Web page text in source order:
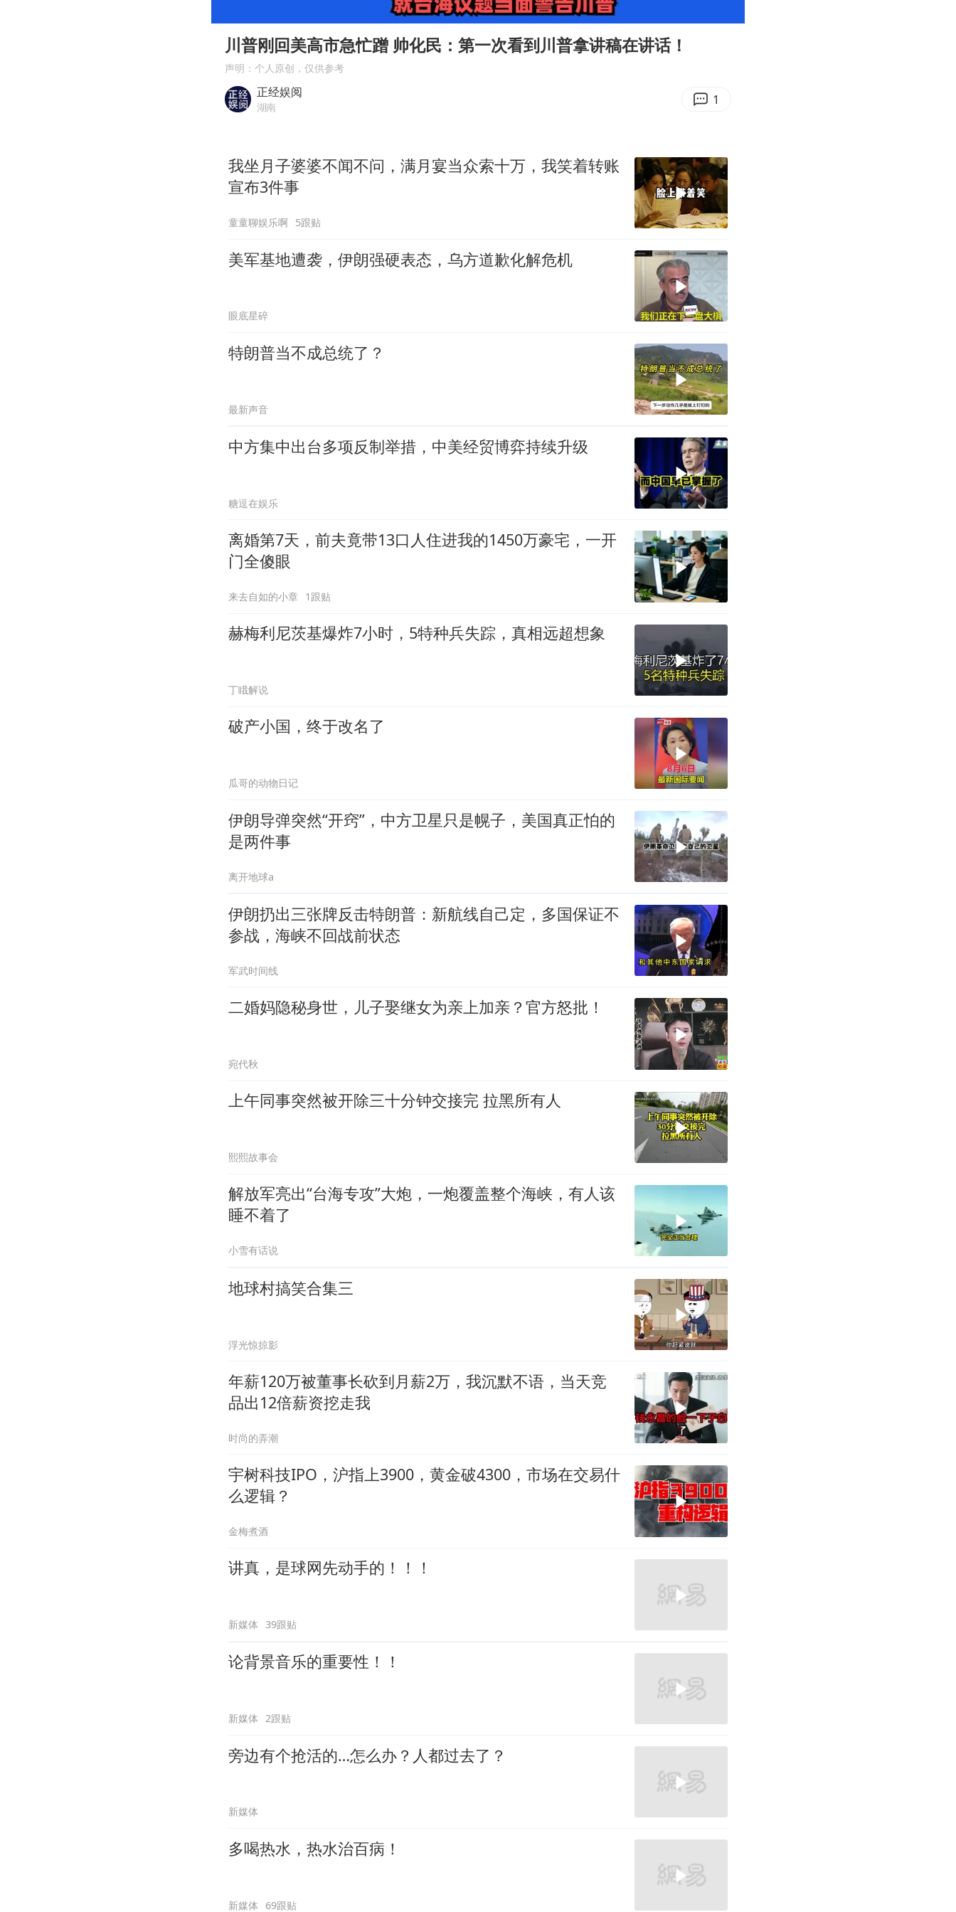
万岁山接盘烂尾恒大文旅城
泰国初中生饮弹自尽前开了26枪
Kimi K3也失控了
川普刚回美高市急忙蹭 帅化民：第一次看到川普拿讲稿在讲话！
声明：个人原创，仅供参考
正经娱阅
湖南 1
我坐月子婆婆不闻不问，满月宴当众索十万，我笑着转账
宣布3件事
童童聊娱乐啊 5跟贴
美军基地遭袭，伊朗强硬表态，乌方道歉化解危机
眼底星碎
特朗普当不成总统了？
最新声音
中方集中出台多项反制举措，中美经贸博弈持续升级
糖逗在娱乐
离婚第7天，前夫竟带13口人住进我的1450万豪宅，一开
门全傻眼
来去自如的小章 1跟贴
赫梅利尼茨基爆炸7小时，5特种兵失踪，真相远超想象
丁睋解说
破产小国，终于改名了
瓜哥的动物日记
伊朗导弹突然“开窍”，中方卫星只是幌子，美国真正怕的
是两件事
离开地球a
伊朗扔出三张牌反击特朗普：新航线自己定，多国保证不
参战，海峡不回战前状态
军武时间线
二婚妈隐秘身世，儿子娶继女为亲上加亲？官方怒批！
宛代秋
上午同事突然被开除三十分钟交接完 拉黑所有人
熙熙故事会
解放军亮出“台海专攻”大炮，一炮覆盖整个海峡，有人该
睡不着了
小雪有话说
地球村搞笑合集三
浮光惊掠影
年薪120万被董事长砍到月薪2万，我沉默不语，当天竞
品出12倍薪资挖走我
时尚的弄潮
宇树科技IPO，沪指上3900，黄金破4300，市场在交易什
么逻辑？
金梅煮酒
讲真，是球网先动手的！！！
新媒体 39跟贴
论背景音乐的重要性！！
新媒体 2跟贴
旁边有个抢活的…怎么办？人都过去了？
新媒体
多喝热水，热水治百病！
新媒体 69跟贴